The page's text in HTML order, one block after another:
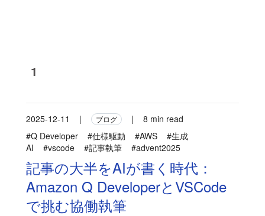
1
2025-12-11 | ブログ |
8 min read
#Q Developer
#仕様駆動 #AWS
#生成
AI
#vscode #記事執筆 #advent2025
記事の大半をAIが書く時代：
Amazon Q DeveloperとVSCode
で挑む協働執筆